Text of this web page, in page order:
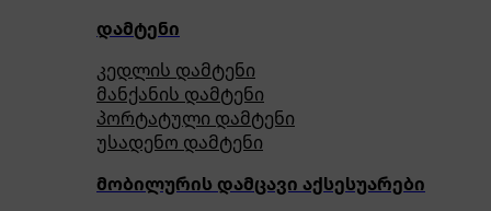
დამტენი
კედლის დამტენი
მანქანის დამტენი
პორტატული დამტენი
უსადენო დამტენი
მობილურის დამცავი აქსესუარები